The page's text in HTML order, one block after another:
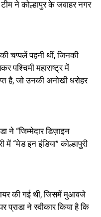
ने कोल्हापुर के जवाहर नगर
चप्पलें पहनी थीं, जिनकी
महाराष्ट्र में
है, जो उनकी अनोखी धरोहर
ने “जिम्मेदार डिज़ाइन
“मेड इन इंडिया” कोल्हापुरी
की गई थी, जिसमें मुआवजे
ने स्वीकार किया है कि